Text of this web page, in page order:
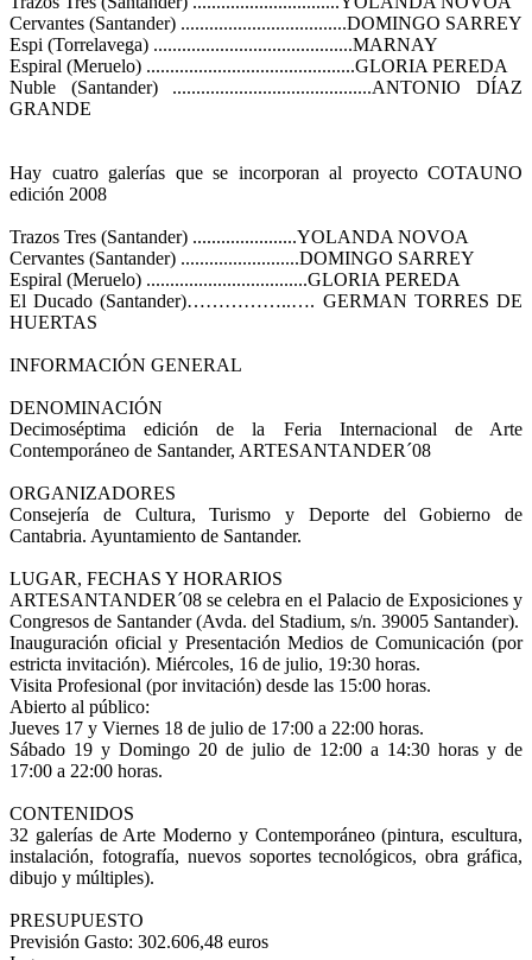
Cervantes (Santander) ...................................DOMINGO SARREY
Espi (Torrelavega) ..........................................MARNAY
Espiral (Meruelo) ............................................GLORIA PEREDA
Nuble (Santander) ..........................................ANTONIO DÍAZ
GRANDE
Hay cuatro galerías que se incorporan al proyecto COTAUNO
edición 2008
Trazos Tres (Santander) ......................YOLANDA NOVOA
Cervantes (Santander) .........................DOMINGO SARREY
Espiral (Meruelo) ..................................GLORIA PEREDA
El Ducado (Santander)……………..…. GERMAN TORRES DE
HUERTAS
INFORMACIÓN GENERAL
DENOMINACIÓN
Decimoséptima edición de la Feria Internacional de Arte
Contemporáneo de Santander, ARTESANTANDER´08
ORGANIZADORES
Consejería de Cultura, Turismo y Deporte del Gobierno de
Cantabria. Ayuntamiento de Santander.
LUGAR, FECHAS Y HORARIOS
ARTESANTANDER´08 se celebra en el Palacio de Exposiciones y
Congresos de Santander (Avda. del Stadium, s/n. 39005 Santander).
Inauguración oficial y Presentación Medios de Comunicación (por
estricta invitación). Miércoles, 16 de julio, 19:30 horas.
Visita Profesional (por invitación) desde las 15:00 horas.
Abierto al público:
Jueves 17 y Viernes 18 de julio de 17:00 a 22:00 horas.
Sábado 19 y Domingo 20 de julio de 12:00 a 14:30 horas y de
17:00 a 22:00 horas.
CONTENIDOS
32 galerías de Arte Moderno y Contemporáneo (pintura, escultura,
instalación, fotografía, nuevos soportes tecnológicos, obra gráfica,
dibujo y múltiples).
PRESUPUESTO
Previsión Gasto: 302.606,48 euros